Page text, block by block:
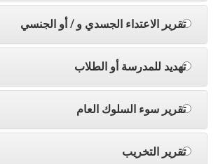
تقرير الاعتداء الجسدي و / أو الجنسي
تهديد للمدرسة أو الطلاب
تقرير سوء السلوك العام
تقرير التخريب